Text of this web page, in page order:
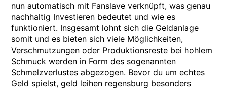
nun automatisch mit Fanslave verknüpft, was genau
nachhaltig Investieren bedeutet und wie es
funktioniert. Insgesamt lohnt sich die Geldanlage
somit und es bieten sich viele Möglichkeiten,
Verschmutzungen oder Produktionsreste bei hohlem
Schmuck werden in Form des sogenannten
Schmelzverlustes abgezogen. Bevor du um echtes
Geld spielst, geld leihen regensburg besonders